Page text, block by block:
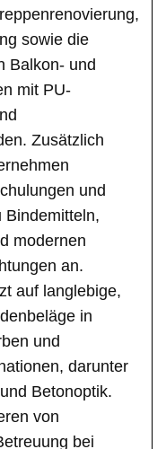
sowie die
Balkon- und
mit PU-
Zusätzlich
und
Bindemitteln,
modernen
an.
auf langlebige,
in
und
darunter
Betonoptik.
von
bei